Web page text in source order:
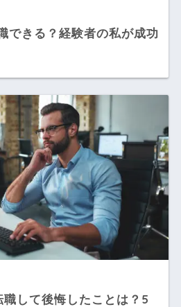
できる？経験者の私が成功
して後悔したことは？5